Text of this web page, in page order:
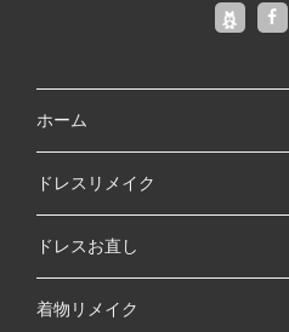
ホーム
ドレスリメイク
ドレスお直し
着物リメイク